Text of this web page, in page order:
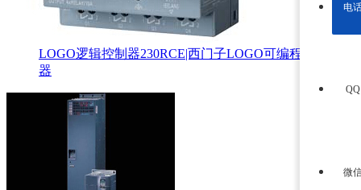
LOGO逻辑控制器230RCE|西门子LOGO可编程逻辑控制
器
电
微